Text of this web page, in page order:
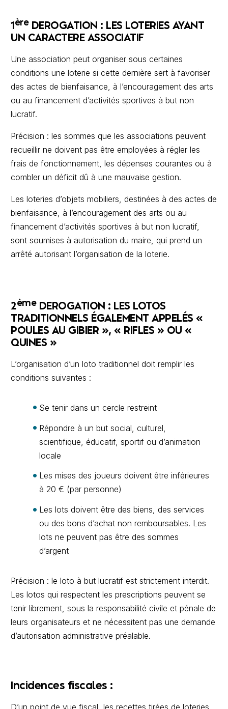
1 èreDEROGATION : LES LOTERIES AYANT
UN CARACTERE ASSOCIATIF
Une association peut organiser sous certaines
conditions une loterie si cette dernière sert à favoriser
des actes de bienfaisance, à l’encouragement des arts
ou au financement d’activités sportives à but non
lucratif.
Précision : les sommes que les associations peuvent
recueillir ne doivent pas être employées à régler les
frais de fonctionnement, les dépenses courantes ou à
combler un déficit dû à une mauvaise gestion.
Les loteries d’objets mobiliers, destinées à des actes de
bienfaisance, à l’encouragement des arts ou au
financement d’activités sportives à but non lucratif,
sont soumises à autorisation du maire, qui prend un
arrêté autorisant l’organisation de la loterie.
2èmeDEROGATION : LES LOTOS
TRADITIONNELS ÉGALEMENT APPELÉS «
POULES AU GIBIER », « RIFLES » OU «
QUINES »
L’organisation d’un loto traditionnel doit remplir les
conditions suivantes :
Se tenir dans un cercle restreint
Répondre à un but social, culturel,
scientifique, éducatif, sportif ou d’animation
locale
Les mises des joueurs doivent être inférieures
à 20 € (par personne)
Les lots doivent être des biens, des services
ou des bons d’achat non remboursables. Les
lots ne peuvent pas être des sommes
d’argent
Précision : le loto à but lucratif est strictement interdit.
Les lotos qui respectent les prescriptions peuvent se
tenir librement, sous la responsabilité civile et pénale de
leurs organisateurs et ne nécessitent pas une demande
d’autorisation administrative préalable.
Incidences fiscales :